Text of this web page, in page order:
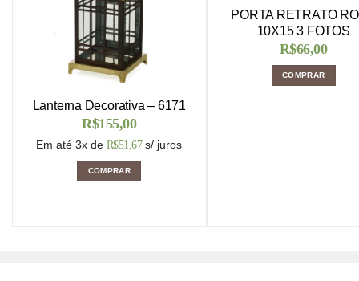
Lanterna Decorativa – 6171
R$155,00
Em até 3x de R$51,67 s/ juros
COMPRAR
PORTA RETRATO
10X15 3 FOTOS
R$66,00
COMPRAR